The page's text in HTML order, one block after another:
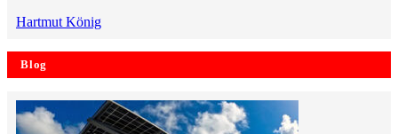
Hartmut König
Blog